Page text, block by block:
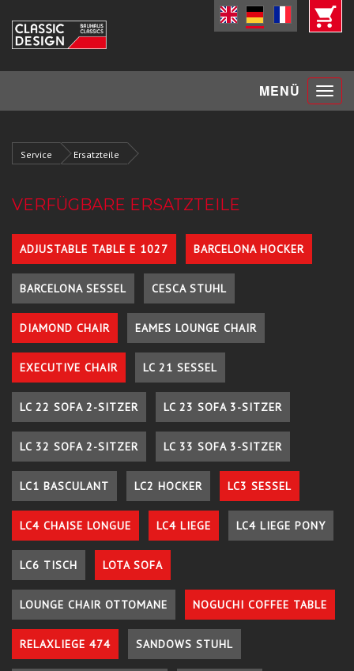
MENÜ Toggle
Service Ersatzteile
VERFÜGBARE ERSATZTEILE
ADJUSTABLE TABLE E 1027 BARCELONA HOCKER
BARCELONA SESSEL CESCA STUHL
DIAMOND CHAIR EAMES LOUNGE CHAIR
EXECUTIVE CHAIR LC 21 SESSEL
LC 22 SOFA 2-SITZER LC 23 SOFA 3-SITZER
LC 32 SOFA 2-SITZER LC 33 SOFA 3-SITZER
LC1 BASCULANT LC2 HOCKER LC3 SESSEL
LC4 CHAISE LONGUE LC4 LIEGE LC4 LIEGE PONY
LC6 TISCH LOTA SOFA
LOUNGE CHAIR OTTOMANE NOGUCHI COFFEE TABLE
RELAXLIEGE 474 SANDOWS STUHL